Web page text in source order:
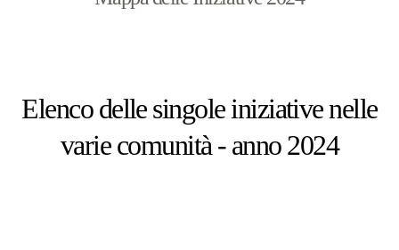
Elenco delle singole iniziative nelle
varie comunità - anno 2024